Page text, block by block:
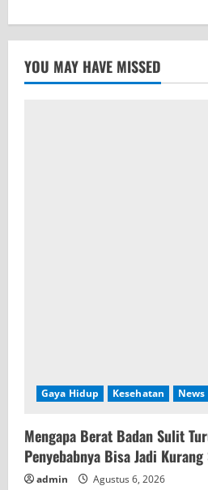
YOU MAY HAVE MISSED
Gaya Hidup Kesehatan News
Mengapa Berat Badan Sulit
Penyebabnya Bisa Jadi
admin Agustus 6, 2026